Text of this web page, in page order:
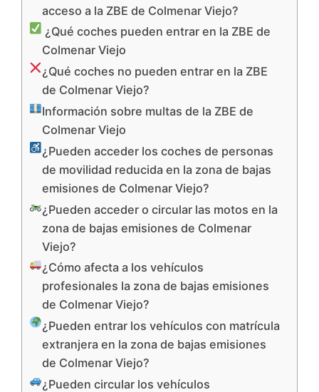
acceso a la ZBE de Colmenar Viejo?
¿Qué coches pueden entrar en la ZBE de
Colmenar Viejo
¿Qué coches no pueden entrar en la ZBE
de Colmenar Viejo?
Información sobre multas de la ZBE de
Colmenar Viejo
¿Pueden acceder los coches de personas
de movilidad reducida en la zona de bajas
emisiones de Colmenar Viejo?
¿Pueden acceder o circular las motos en la
zona de bajas emisiones de Colmenar
Viejo?
¿Cómo afecta a los vehículos
profesionales la zona de bajas emisiones
de Colmenar Viejo?
¿Pueden entrar los vehículos con matrícula
extranjera en la zona de bajas emisiones
de Colmenar Viejo?
¿Pueden circular los vehículos